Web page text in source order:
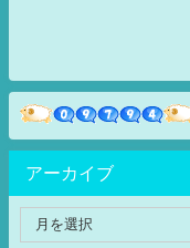
アーカイブ